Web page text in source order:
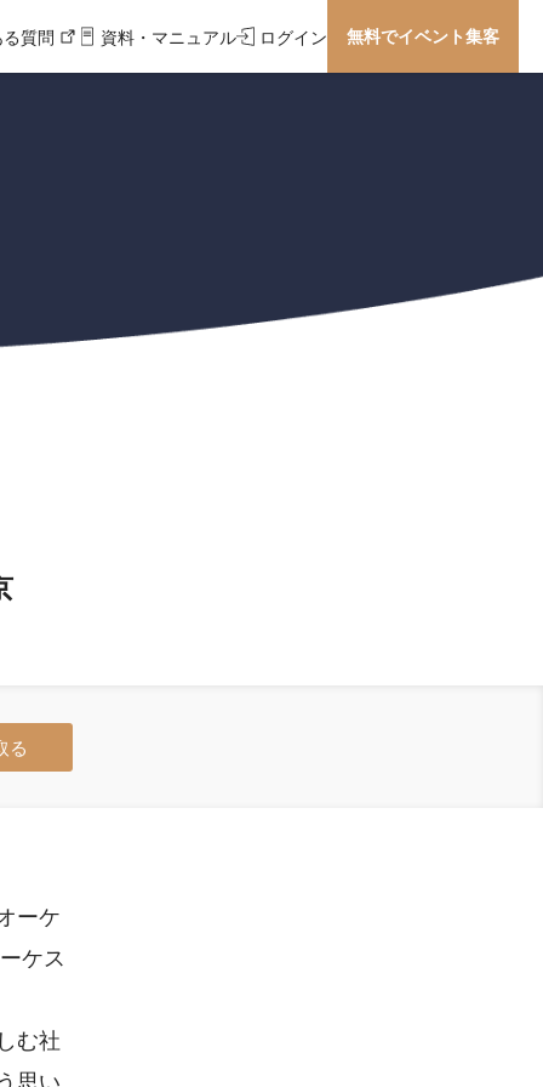
質問 資料・マニュアル ログイン 無料でイベント集客
る
ーケ
ケス
む社
思い